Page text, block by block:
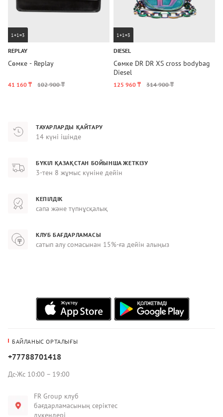
1+1=3
REPLAY
Сөмке - Replay
41 160 ₸ 102 900 ₸
1+1=3
DIESEL
Сөмке DR DR XS cross bodybag
Diesel
125 960 ₸ 314 900 ₸
ТАУАРЛАРДЫ ҚАЙТАРУ
14 күні ішінде
БҮКІЛ ҚАЗАҚСТАН БОЙЫНША ЖЕТКІЗУ
3-тен 8 жұмыс күніне дейін
КЕПІЛДІК
сапа және түпнұсқалық
КЛУБ БАҒДАРЛАМАСЫ
сатып алу сомасынан 15%-ға дейін алыңыз
БАЙЛАНЫС ОРТАЛЫҒЫ
+77788701418
Дс-Жс 10:00 – 19:00
FR Group клуб
бағдарламасының серіктес
дүкендері